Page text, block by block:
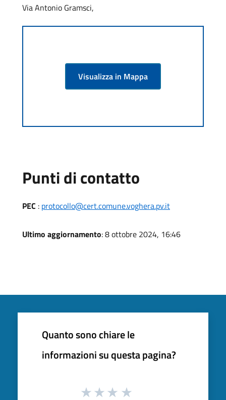
Via Antonio Gramsci,
Visualizza in Mappa
Punti di contatto
PEC : protocollo@cert.comune.voghera.pv.it
Ultimo aggiornamento: 8 ottobre 2024, 16:46
Quanto sono chiare le
informazioni su questa pagina?